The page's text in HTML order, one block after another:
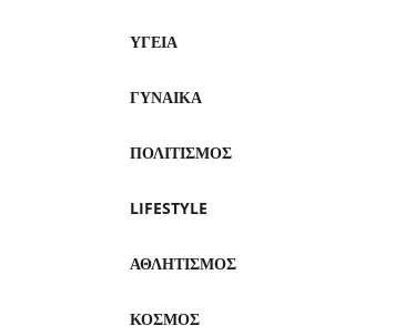
ΥΓΕΙΑ
ΓΥΝΑΙΚΑ
ΠΟΛΙΤΙΣΜΟΣ
LIFESTYLE
ΑΘΛΗΤΙΣΜΟΣ
ΚΟΣΜΟΣ